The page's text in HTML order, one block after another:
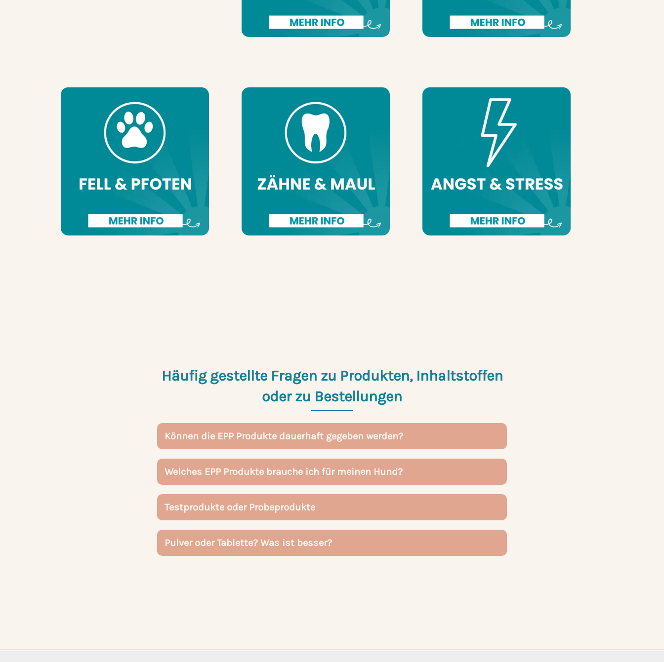
Häufig gestellte Fragen zu Produkten, Inhaltstoffen
oder zu Bestellungen
Können die EPP Produkte dauerhaft gegeben werden?
Welches EPP Produkte brauche ich für meinen Hund?
Testprodukte oder Probeprodukte
Pulver oder Tablette? Was ist besser?